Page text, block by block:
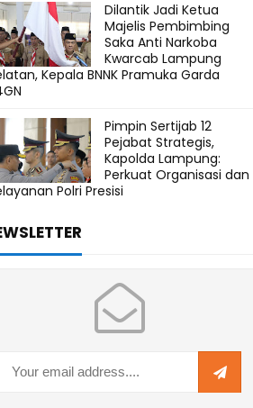
Dilantik Jadi Ketua
Majelis Pembimbing
Saka Anti Narkoba
Kwarcab Lampung
Kepala BNNK Pramuka Garda
Pimpin Sertijab 12
Pejabat Strategis,
Kapolda Lampung:
Perkuat Organisasi dan
Polri Presisi